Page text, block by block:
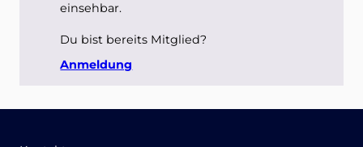
einsehbar.
Du bist bereits Mitglied?
Anmeldung